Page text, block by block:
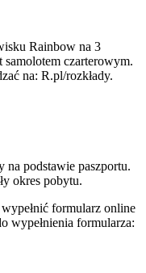
Rainbow na 3
czarterowym.
na: R.pl/rozkłady.
podstawie paszportu.
okres pobytu.
formularz online
wypełnienia formularza: